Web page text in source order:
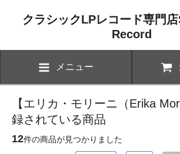
クラシックLPレコード専門
Record
メニュー
【エリカ・モリーニ（Erika
録されている商品
12件の商品が見つかりました